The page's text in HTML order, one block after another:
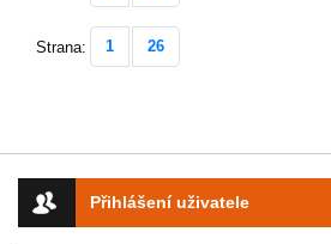
Přihlášení uživatele
Strana: 1 26